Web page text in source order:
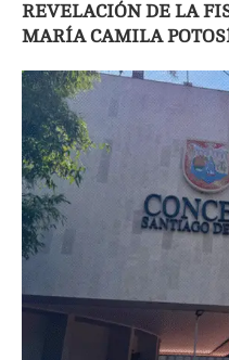
REVELACIÓN DE LA
MARÍA CAMILA